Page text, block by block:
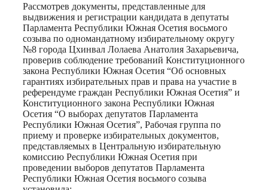
Рассмотрев документы, представленные для
выдвижения и регистрации кандидата в депутаты
Парламента Республики Южная Осетия восьмого
созыва по одномандатному избирательному округу
№8 города Цхинвал Лолаева Анатолия Захарьевича,
проверив соблюдение требований Конституционного
закона Республики Южная Осетия “Об основных
гарантиях избирательных прав и права на участие в
референдуме граждан Республики Южная Осетия” и
Конституционного закона Республики Южная
Осетия “О выборах депутатов Парламента
Республики Южная Осетия”, Рабочая группа по
приему и проверке избирательных документов,
представляемых в Центральную избирательную
комиссию Республики Южная Осетия при
проведении выборов депутатов Парламента
Республики Южная Осетия восьмого созыва